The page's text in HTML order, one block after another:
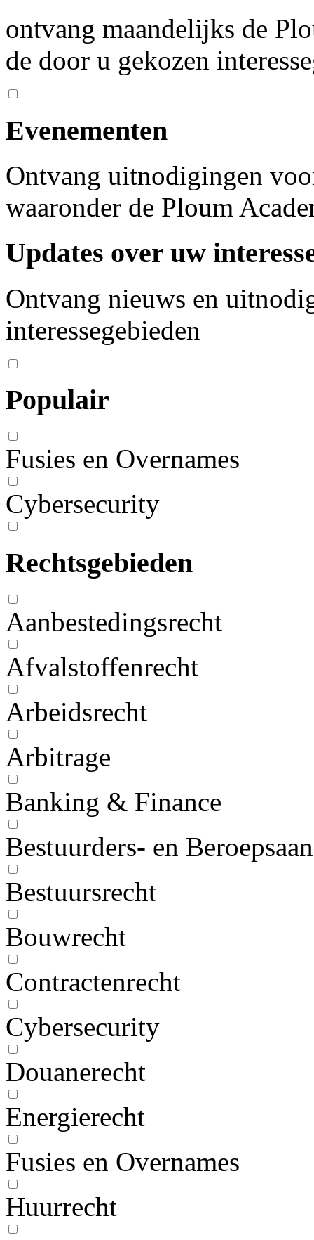
ontvang maandelijks de
de door u gekozen
Evenementen
Ontvang uitnodigingen
waaronder de Ploum
Updates over uw
Ontvang nieuws en
interessegebieden
Populair
Fusies en Overnames
Cybersecurity
Rechtsgebieden
Aanbestedingsrecht
Afvalstoffenrecht
Arbeidsrecht
Arbitrage
Banking & Finance
Bestuurders- en
Bestuursrecht
Bouwrecht
Contractenrecht
Cybersecurity
Douanerecht
Energierecht
Fusies en Overnames
Huurrecht